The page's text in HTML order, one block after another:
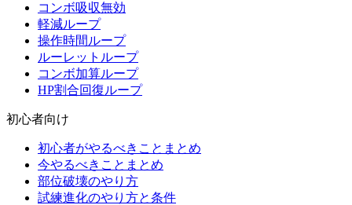
コンボ吸収無効
軽減ループ
操作時間ループ
ルーレットループ
コンボ加算ループ
HP割合回復ループ
初心者向け
初心者がやるべきことまとめ
今やるべきことまとめ
部位破壊のやり方
試練進化のやり方と条件